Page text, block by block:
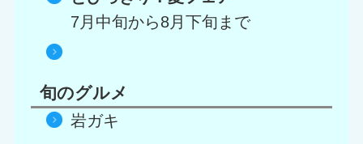
7月中旬から8月下旬まで
旬のグルメ
岩ガキ